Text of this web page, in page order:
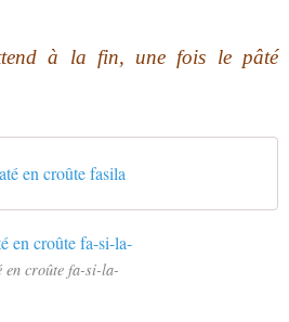
à la fin, une fois le pâté
en croûte fasila
en croûte fa-si-la-